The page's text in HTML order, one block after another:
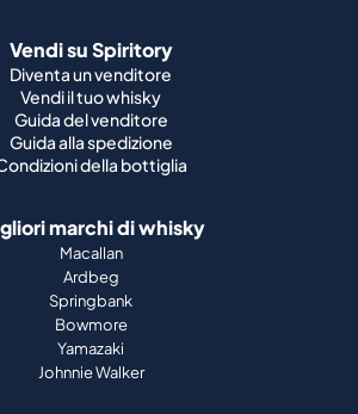
Vendi su Spiritory
Diventa un venditore
Vendi il tuo whisky
Guida del venditore
Guida alla spedizione
della bottiglia
marchi di whisky
Macallan
Ardbeg
Springbank
Bowmore
Yamazaki
Johnnie Walker